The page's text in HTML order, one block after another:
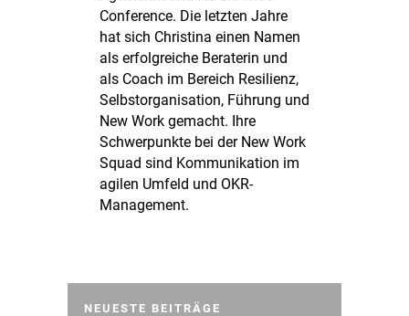
Conference. Die letzten Jahre
hat sich Christina einen Namen
als erfolgreiche Beraterin und
als Coach im Bereich Resilienz,
Selbstorganisation, Führung und
New Work gemacht. Ihre
Schwerpunkte bei der New Work
Squad sind Kommunikation im
agilen Umfeld und OKR-
Management.
NEUESTE BEITRÄGE